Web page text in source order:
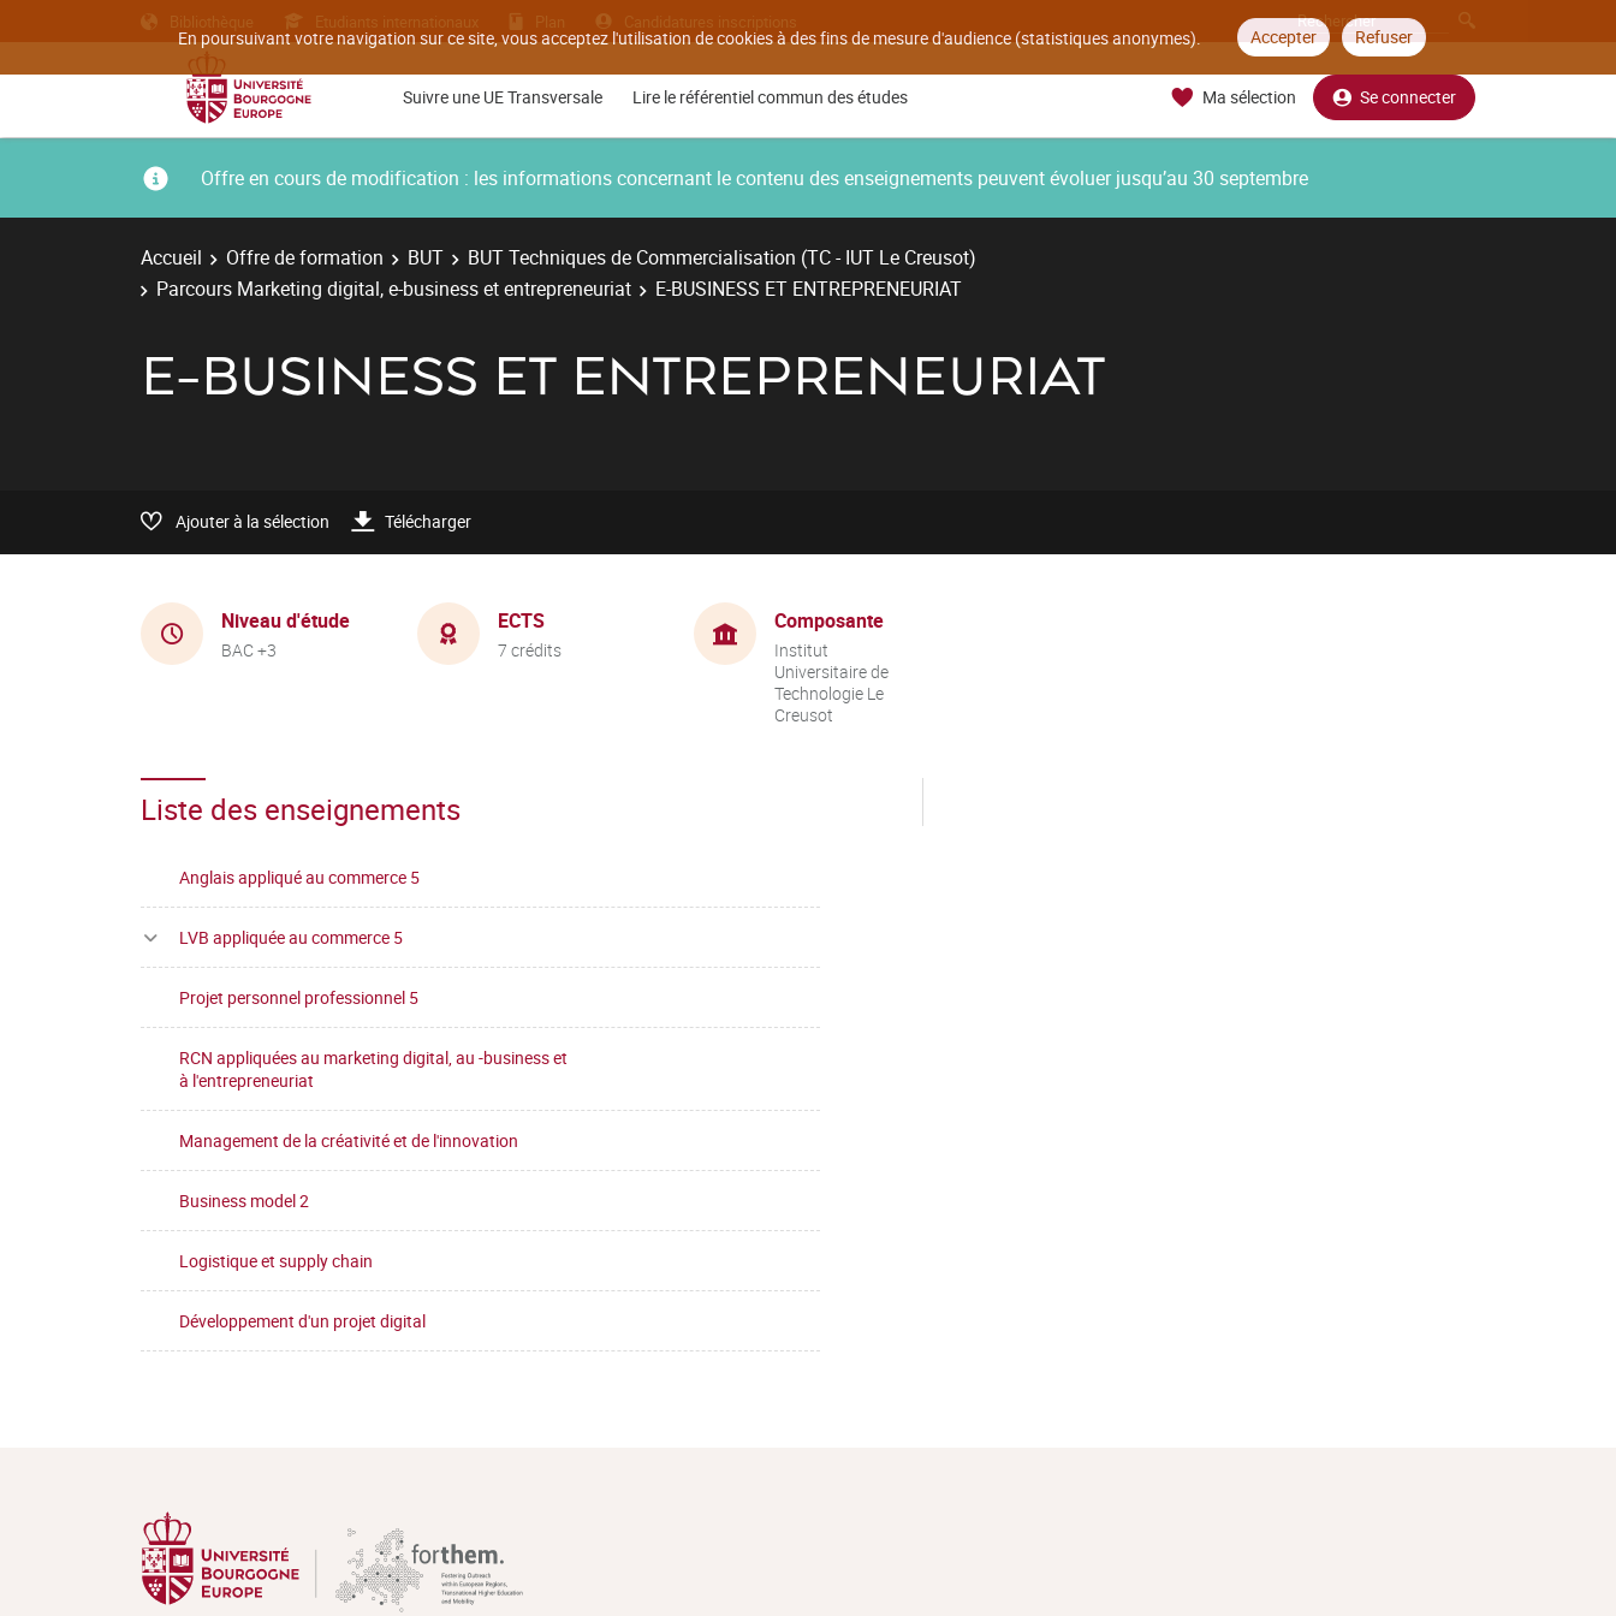
En poursuivant votre navigation sur ce site, vous acceptez l'utilisation de cookies à des fins de mesure d'audience (statistiques anonymes). Accepter Refuser
Bibliothèque Etudiants internationaux Plan Candidatures inscriptions
Suivre une UE Transversale Lire le référentiel commun des études Ma sélection Se connecter
Offre en cours de modification : les informations concernant le contenu des enseignements peuvent évoluer jusqu’au 30 septembre
Accueil Offre de formation BUT
BUT Techniques de Commercialisation (TC - IUT Le Creusot)
Parcours Marketing digital, e-business et entrepreneuriat
E-BUSINESS ET ENTREPRENEURIAT
E-BUSINESS ET ENTREPRENEURIAT
Ajouter à la sélection Télécharger
Niveau d'étude
BAC +3
ECTS
7 crédits
Composante
Institut
Universitaire de
Technologie Le
Creusot
Liste des enseignements
Anglais appliqué au commerce 5
LVB appliquée au commerce 5
Projet personnel professionnel 5
RCN appliquées au marketing digital, au -business et
à l'entrepreneuriat
Management de la créativité et de l'innovation
Business model 2
Logistique et supply chain
Développement d'un projet digital